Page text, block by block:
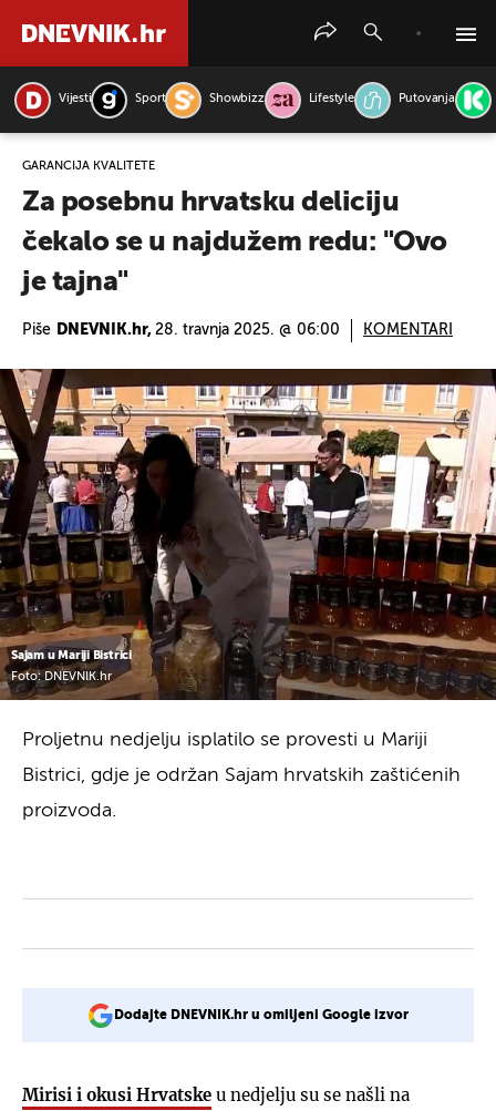
Vijesti Sport Showbizz Lifestyle Putovanja
GARANCIJA KVALITETE
Za posebnu hrvatsku deliciju
čekalo se u najdužem redu: "Ovo
je tajna"
Piše DNEVNIK.hr, 28. travnja 2025. @ 06:00 KOMENTARI
Sajam u Mariji Bistrici
Foto: DNEVNIK.hr
Proljetnu nedjelju isplatilo se provesti u Mariji
Bistrici, gdje je održan Sajam hrvatskih zaštićenih
proizvoda.
Dodajte DNEVNIK.hr u omiljeni Google izvor
Mirisi i okusi Hrvatske u nedjelju su se našli na
PRETRAŽITE VIJESTI